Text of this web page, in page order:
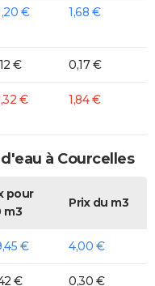
€ 1,68 €
€ 0,17 €
€ 1,84 €
à Courcelles
pour
m3
Prix du m3
€ 4,00 €
€ 0,30 €